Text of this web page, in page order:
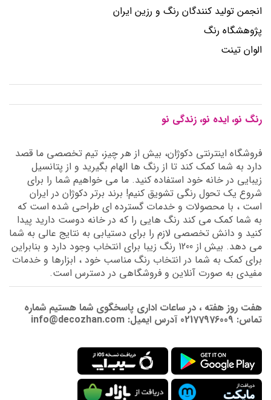
انجمن توليد كنندگان رنگ و رزين ايران
پژوهشگاه رنگ
الوان تینت
رنگ نو، ایده نو، زندگی نو
فروشگاه اینترنتی دکوژان، بیش از هر چیز، تیم تخصصی ما قصد
دارد به شما کمک کند تا از رنگ ها الهام بگیرید و از پتانسیل
زیبایی در خانه خود استفاده کنید. ما می خواهیم شما را برای
شروع یک تحول رنگی تشویق کنیم! برند برتر دکوژان در ایران
است ، با محصولات و خدمات گسترده ای طراحی شده است که
به شما کمک می کند رنگ هایی را که در خانه دوست دارید پیدا
کنید و دانش تخصصی لازم را برای دستیابی به نتایج عالی به شما
می دهد. بیش از 1200 رنگ زیبا برای انتخاب وجود دارد و بنابراین
برای کمک به شما در انتخاب رنگ مناسب خود ، ابزارها و خدمات
مفیدی به صورت آنلاین و فروشگاهی در دسترس است.
هفت روز هفته ، در ساعات اداری پاسخگوی شما هستیم شماره
تماس: 02177976009 آدرس ایمیل: info@decozhan.com